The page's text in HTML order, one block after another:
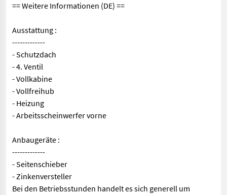
== Weitere Informationen (DE) ==
Ausstattung :
-------------
- Schutzdach
- 4. Ventil
- Vollkabine
- Vollfreihub
- Heizung
- Arbeitsscheinwerfer vorne
Anbaugeräte :
-------------
- Seitenschieber
- Zinkenversteller
Bei den Betriebsstunden handelt es sich generell um